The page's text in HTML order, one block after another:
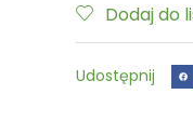
Dodaj do
Udostępnij